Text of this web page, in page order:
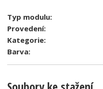
Typ modulu:
Provedení:
Kategorie:
Barva: